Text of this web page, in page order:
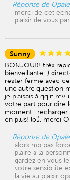
Réponse de
merci de cet
plaisir de vous
Sunny
BONJOUR! très
bienveillante :)
rester ferme avec
une autre question
je plaisais à qqln
votre part pour dire
moment . recharger.
en plus! lol). merci
Réponse de
alors mp pas
plaire a la
gardez en vous
votre sensibilite
la vie au plaisir